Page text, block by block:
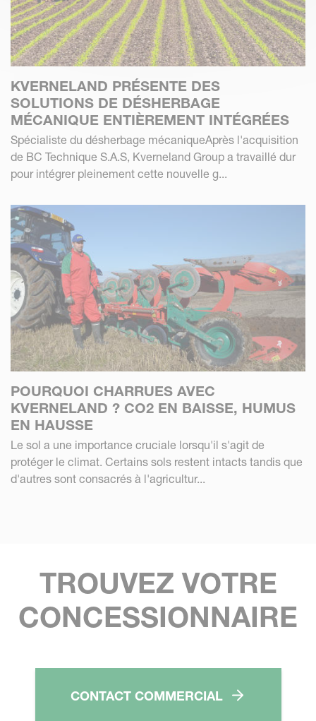
KVERNELAND PRÉSENTE DES
SOLUTIONS DE DÉSHERBAGE
MÉCANIQUE ENTIÈREMENT INTÉGRÉES
Spécialiste du désherbage mécaniqueAprès l'acquisition
de BC Technique S.A.S, Kverneland Group a travaillé dur
pour intégrer pleinement cette nouvelle g...
POURQUOI CHARRUES AVEC
KVERNELAND ? CO2 EN BAISSE, HUMUS
EN HAUSSE
Le sol a une importance cruciale lorsqu'il s'agit de
protéger le climat. Certains sols restent intacts tandis que
d'autres sont consacrés à l'agricultur...
TROUVEZ VOTRE
CONCESSIONNAIRE
CONTACT COMMERCIAL